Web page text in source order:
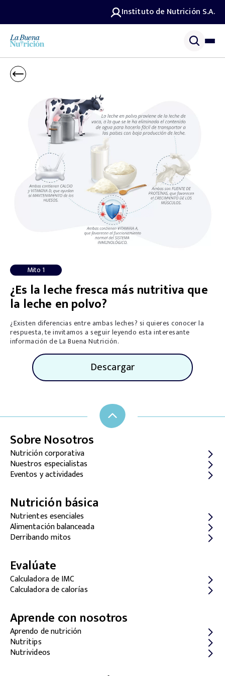
Instituto de Nutrición S.A.
Mito 1
¿Es la leche fresca más nutritiva que
la leche en polvo?
¿Existen diferencias entre ambas leches? si quieres conocer la
respuesta, te invitamos a seguir leyendo esta interesante
información de La Buena Nutrición.
Descargar
Sobre Nosotros
Nutrición corporativa
Nuestros especialistas
Eventos y actividades
Nutrición básica
Nutrientes esenciales
Alimentación balanceada
Derribando mitos
Evalúate
Calculadora de IMC
Calculadora de calorías
Aprende con nosotros
Aprendo de nutrición
Nutritips
Nutrivideos